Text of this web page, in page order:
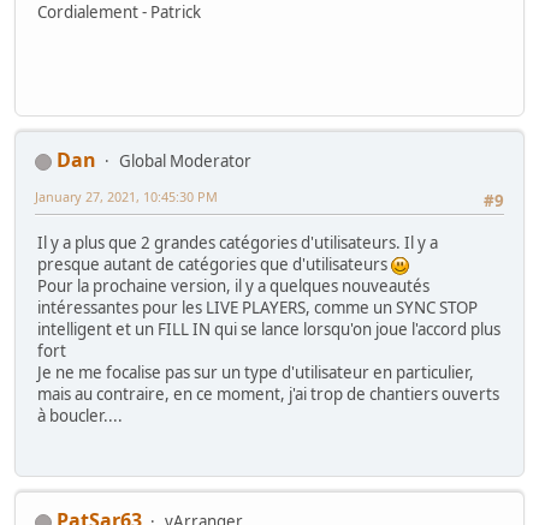
Cordialement - Patrick
Dan
Global Moderator
#9
January 27, 2021, 10:45:30 PM
Il y a plus que 2 grandes catégories d'utilisateurs. Il y a
presque autant de catégories que d'utilisateurs
Pour la prochaine version, il y a quelques nouveautés
intéressantes pour les LIVE PLAYERS, comme un SYNC STOP
intelligent et un FILL IN qui se lance lorsqu'on joue l'accord plus
fort
Je ne me focalise pas sur un type d'utilisateur en particulier,
mais au contraire, en ce moment, j'ai trop de chantiers ouverts
à boucler....